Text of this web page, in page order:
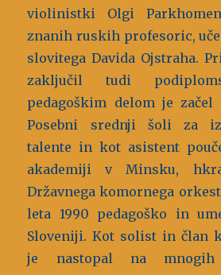
violinistki Olgi
znanih ruskih profesoric,
slovitega Davida Ojstraha.
zaključil tudi
pedagoškim delom je
Posebni srednji šoli za
talente in kot asistent
akademiji v Minsku,
Državnega komornega
leta 1990 pedagoško in
Sloveniji. Kot solist in član
je nastopal na mnogih